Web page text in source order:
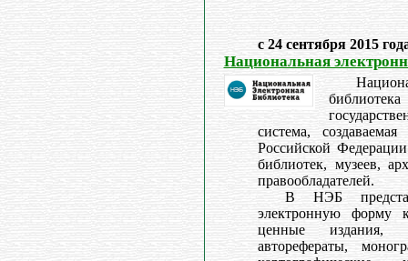
с 24 сентября 2015
Национальная
система,
Российской
библиотек, музеев,
правообладателей.
В НЭБ
электронную форму
ценные издания,
авторефераты,